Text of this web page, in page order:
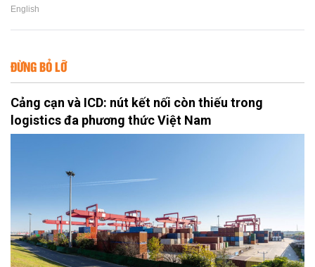
English
ĐỪNG BỎ LỠ
Cảng cạn và ICD: nút kết nối còn thiếu trong
logistics đa phương thức Việt Nam